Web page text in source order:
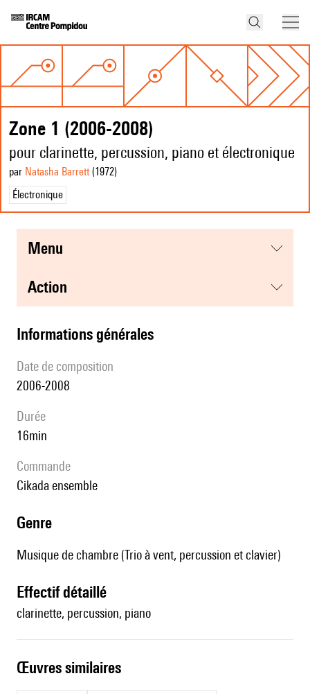
Zone 1 (2006-2008)
pour clarinette, percussion, piano et électronique
par Natasha Barrett(1972)
Électronique
menu
action
informations générales
date de composition
2006-2008
durée
16min
Commande
Cikada ensemble
genre
Musique de chambre (Trio à vent, percussion et clavier)
effectif détaillé
clarinette, percussion, piano
œuvres similaires